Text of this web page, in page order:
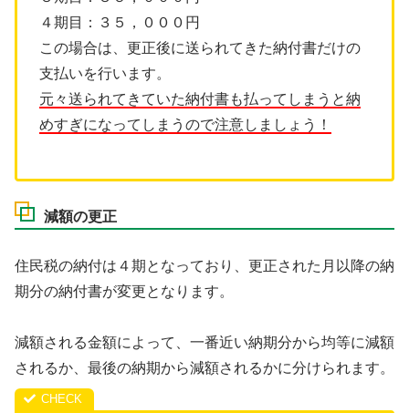
４期目：３５，０００円
この場合は、更正後に送られてきた納付書だけの
支払いを行います。
元々送られてきていた納付書も払ってしまうと納
めすぎになってしまうので注意しましょう！
減額の更正
住民税の納付は４期となっており、更正された月以降の納
期分の納付書が変更となります。
減額される金額によって、一番近い納期分から均等に減額
されるか、最後の納期から減額されるかに分けられます。